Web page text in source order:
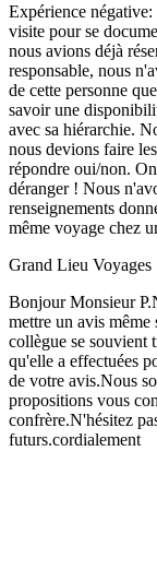
Expérience négative:
visite pour se
nous avions déjà
responsable, nous
de cette personne
savoir une
avec sa hiérarchie.
nous devions faire
répondre oui/non.
déranger ! Nous
renseignements
même voyage chez
Grand Lieu Voyages
Bonjour Monsieur
mettre un avis même
collègue se souvient
qu'elle a effectuées
de votre avis.Nous
propositions vous
confrère.N'hésitez
futurs.cordialement